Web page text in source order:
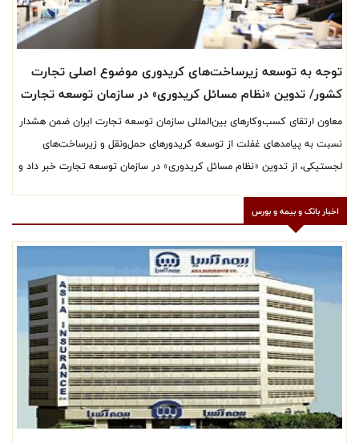
توجه به توسعه زیرساخت‌های کریدوری موضوع اصلی تجارت
کشور/ تدوین «نظام مسائل کریدوری» در سازمان توسعه تجارت
معاون ارتقای کسب‌وکارهای بین‌المللی سازمان توسعه تجارت ایران ضمن هشدار
نسبت به پیامدهای غفلت از توسعه کریدورهای حمل‌ونقل و زیرساخت‌های
لجستیکی، از تدوین «نظام مسائل کریدوری» در سازمان توسعه تجارت خبر داد و
حمل‌ونقل وابسته است.
اخبار بانک و بیمه و بورس